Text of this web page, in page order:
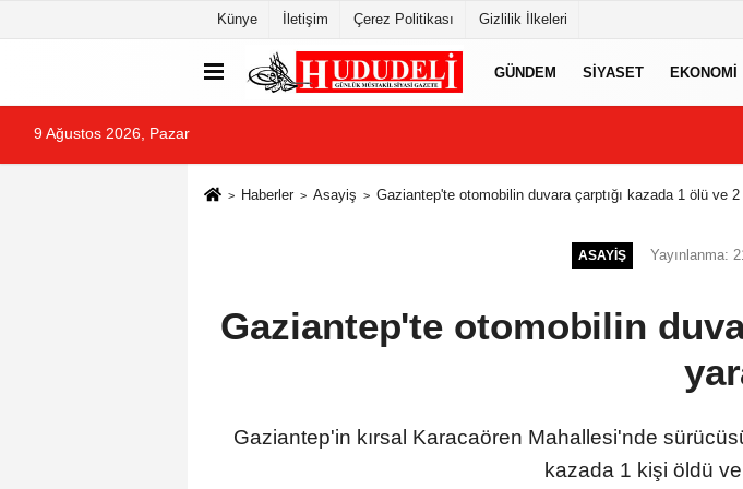
Künye İletişim Çerez Politikası Gizlilik İlkeleri
GÜNDEM SIYASET EKONOMI
9 Ağustos 2026, Pazar
Haberler Asayiş Gaziantep'te otomobilin duvara çarptığı kazada 1 ölü ve 2
ASAYIŞ Yayınlanma:
Gaziantep'te otomobilin
Gaziantep'in kırsal Karacaören Mahallesi'nde
kazada 1 kişi öldü